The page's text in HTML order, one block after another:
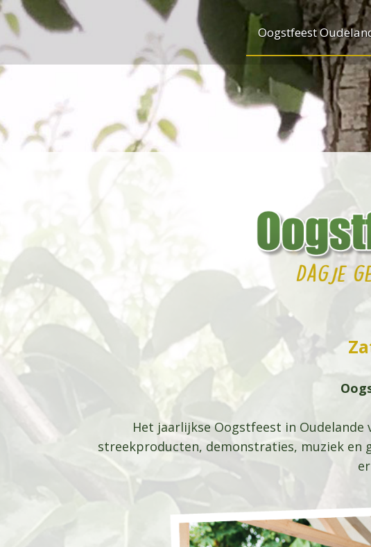
Oogstfeest
Het jaarlijkse Oogstfeest in
streekproducten, demonstraties, muziek en